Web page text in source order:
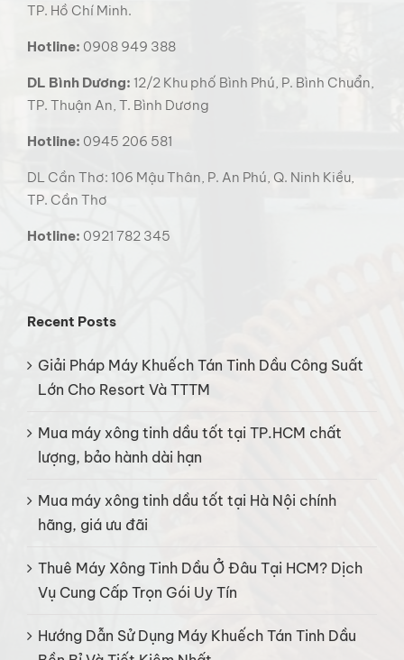
TP. Hồ Chí Minh.
Hotline: 0908 949 388
DL Bình Dương: 12/2 Khu phố Bình Phú, P. Bình Chuẩn,
TP. Thuận An, T. Bình Dương
Hotline: 0945 206 581
DL Cần Thơ: 106 Mậu Thân, P. An Phú, Q. Ninh Kiều,
TP. Cần Thơ
Hotline: 0921 782 345
Recent Posts
Giải Pháp Máy Khuếch Tán Tinh Dầu Công Suất
Lớn Cho Resort Và TTTM
Mua máy xông tinh dầu tốt tại TP.HCM chất
lượng, bảo hành dài hạn
Mua máy xông tinh dầu tốt tại Hà Nội chính
hãng, giá ưu đãi
Thuê Máy Xông Tinh Dầu Ở Đâu Tại HCM? Dịch
Vụ Cung Cấp Trọn Gói Uy Tín
Hướng Dẫn Sử Dụng Máy Khuếch Tán Tinh Dầu